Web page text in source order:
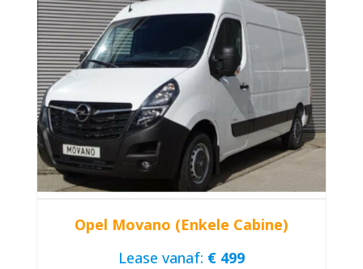
Opel Movano (Enkele Cabine)
Lease vanaf: € 499